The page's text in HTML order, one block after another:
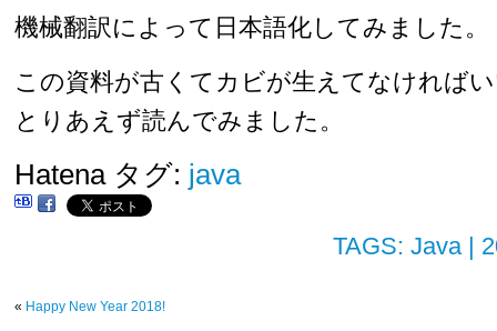
機械翻訳によって日本語化してみました。
この資料が古くてカビが生えてなければ
とりあえず読んでみました。
Hatena タグ: java
TAGS: Java|
« Happy New Year 2018!